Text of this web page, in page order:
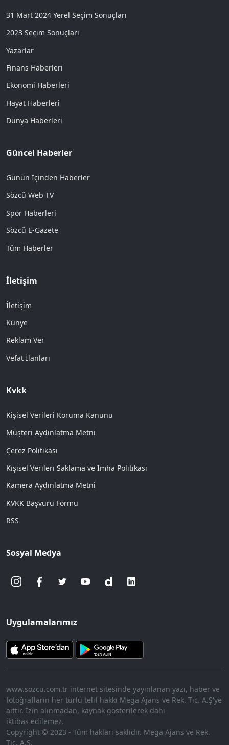
31 Mart 2024 Yerel Seçim Sonuçları
2023 Seçim Sonuçları
Yazarlar
Finans Haberleri
Ekonomi Haberleri
Hayat Haberleri
Dünya Haberleri
Güncel Haberler
Günün İçinden Haberler
Sözcü Web TV
Spor Haberleri
Sözcü E-Gazete
Tüm Haberler
İletişim
İletişim
Künye
Reklam Ver
Vefat İlanları
Kvkk
Kişisel Verileri Koruma Kanunu
Müşteri Aydınlatma Metni
Çerez Politikası
Kişisel Verileri Saklama ve İmha Politikası
Kamera Aydınlatma Metni
KVKK Başvuru Formu
RSS
Sosyal Medya
Uygulamalarımız
www.sozcu.com.tr internet sitesinde yayınlanan yazı, haber ve
fotoğrafların her türlü telif hakkı Mega Ajans ve Rek. Tic. A.Ş'ye
aittir. İzin alınmadan, kaynak gösterilerek dahi
iktibas edilemez.
Copyright © 2023 - Tüm hakları saklıdır. Mega Ajans ve Rek.
Tic. A.Ş.